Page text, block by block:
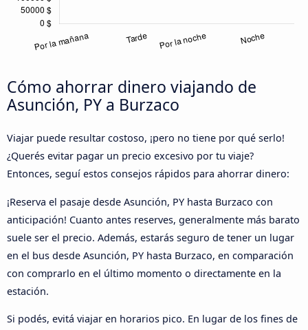
Cómo ahorrar dinero viajando de
Asunción, PY a Burzaco
Viajar puede resultar costoso, ¡pero no tiene por qué serlo!
¿Querés evitar pagar un precio excesivo por tu viaje?
Entonces, seguí estos consejos rápidos para ahorrar dinero:
¡Reserva el pasaje desde Asunción, PY hasta Burzaco con
anticipación! Cuanto antes reserves, generalmente más barato
suele ser el precio. Además, estarás seguro de tener un lugar
en el bus desde Asunción, PY hasta Burzaco, en comparación
con comprarlo en el último momento o directamente en la
estación.
Si podés, evitá viajar en horarios pico. En lugar de los fines de